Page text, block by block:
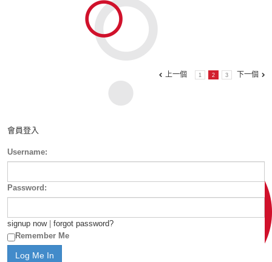
上一個 1 2 3 下一個
會員登入
Username:
Password:
signup now| forgot password?
Remember Me